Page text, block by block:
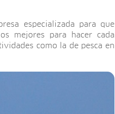
especializada para que
mejores para hacer cada
como la de pesca en